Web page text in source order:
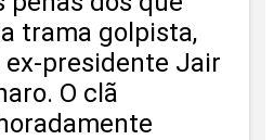
trama golpista,
ex-presidente Jair
O clã